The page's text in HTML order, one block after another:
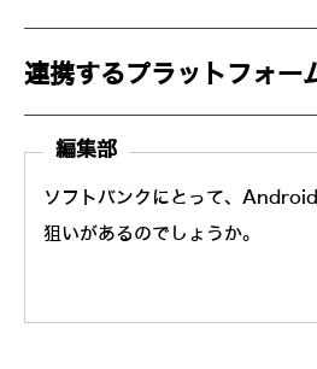
連携するプラットフォー
編集部
ソフトバンクにとって、
狙いがあるのでしょうか。